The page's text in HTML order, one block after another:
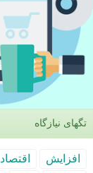
تگهای نیازگاه
افزایش اقتصاد